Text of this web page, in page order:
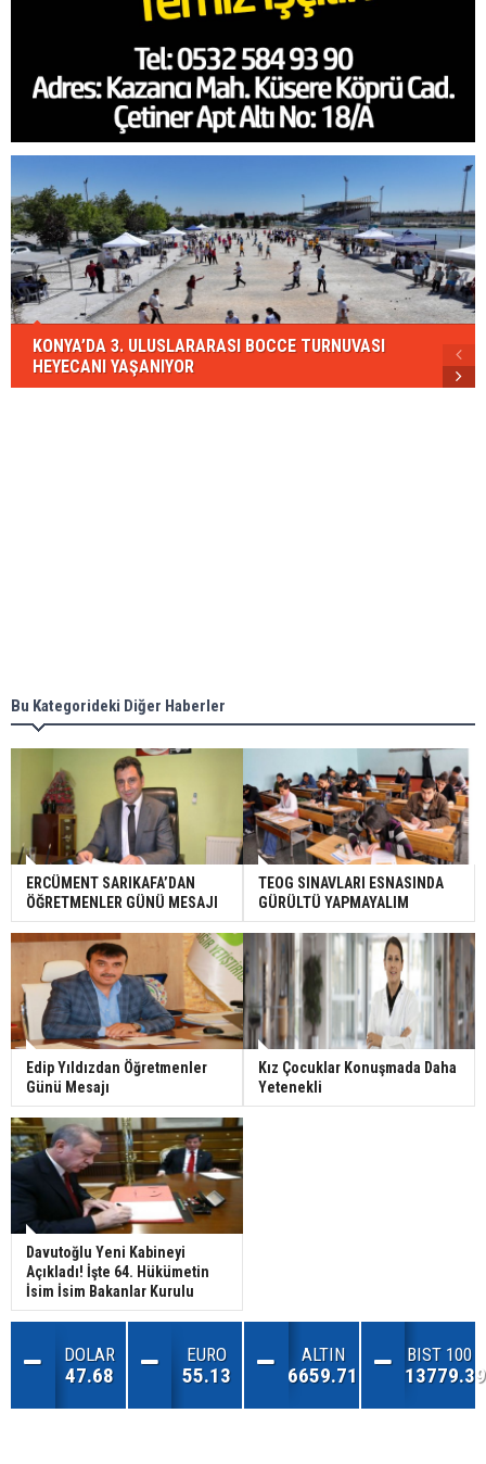
KONYA’DA 3. ULUSLARARASI BOCCE TURNUVASI
HEYECANI YAŞANIYOR
Bu Kategorideki Diğer Haberler
ERCÜMENT SARIKAFA’DAN
ÖĞRETMENLER GÜNÜ MESAJI
TEOG SINAVLARI ESNASINDA
GÜRÜLTÜ YAPMAYALIM
Edip Yıldızdan Öğretmenler
Günü Mesajı
Kız Çocuklar Konuşmada Daha
Yetenekli
Davutoğlu Yeni Kabineyi
Açıkladı! İşte 64. Hükümetin
İsim İsim Bakanlar Kurulu
DOLAR
47.68
EURO
55.13
ALTIN
6659.71
BIST 100
13779.39